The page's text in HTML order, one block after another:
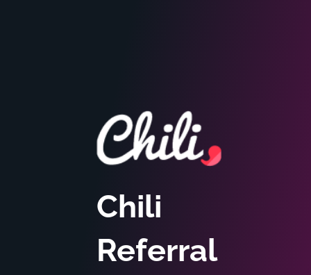
Chili
Referral